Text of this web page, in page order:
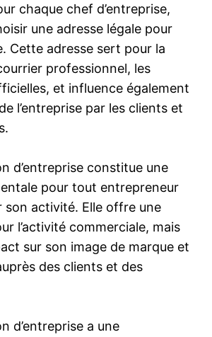
chaque chef d’entreprise,
une adresse légale pour
Cette adresse sert pour la
professionnel, les
et influence également
l’entreprise par les clients et
d’entreprise constitue une
pour tout entrepreneur
son activité. Elle offre une
l’activité commerciale, mais
sur son image de marque et
des clients et des
d’entreprise a une